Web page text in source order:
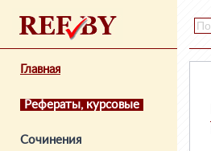
Главная
Рефераты, курсовые
Сочинения